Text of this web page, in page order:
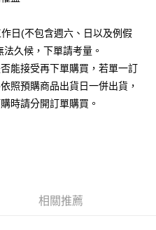
用戶可立即使用無須另外申請。
成立後會自動跳轉到大哥付的交易
數、繳款截止日，確認付款後即完
依後續交易確認頁面所載為準。
或遇審核未通過，訂單將自動取
款」的支付方式。 讓您購物簡單
需儲值。
可結帳。
。
簡訊。
簡訊中的連結，可透過四大超商／
費
日(不包含週六、日以及例假
久候，下單請考量。
能接受再下單購買，若單一訂
照預購商品出貨日一併出貨，
時請分開訂單購買。
相關推薦